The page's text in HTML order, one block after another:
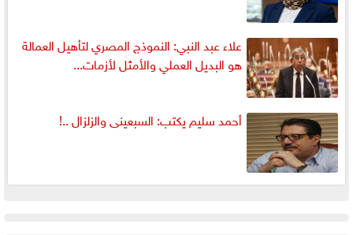
علاء عبد النبي: النموذج المصري لتأهيل العمالة
هو البديل العملي والأمثل لأزمات...
أحمد سليم يكتب: السبعينى والزلزال ..!